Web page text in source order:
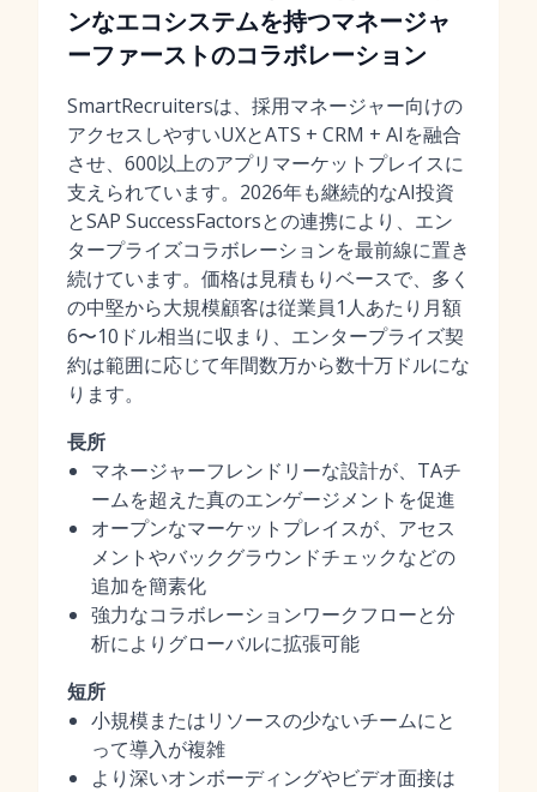
ンなエコシステムを持つマネージャ
ーファーストのコラボレーション
SmartRecruitersは、採用マネージャー向けの
アクセスしやすいUXとATS + CRM + AIを融合
させ、600以上のアプリマーケットプレイスに
支えられています。2026年も継続的なAI投資
とSAP SuccessFactorsとの連携により、エン
タープライズコラボレーションを最前線に置き
続けています。価格は見積もりベースで、多く
の中堅から大規模顧客は従業員1人あたり月額
6〜10ドル相当に収まり、エンタープライズ契
約は範囲に応じて年間数万から数十万ドルにな
ります。
長所
マネージャーフレンドリーな設計が、TAチ
ームを超えた真のエンゲージメントを促進
オープンなマーケットプレイスが、アセス
メントやバックグラウンドチェックなどの
追加を簡素化
強力なコラボレーションワークフローと分
析によりグローバルに拡張可能
短所
小規模またはリソースの少ないチームにと
って導入が複雑
より深いオンボーディングやビデオ面接は